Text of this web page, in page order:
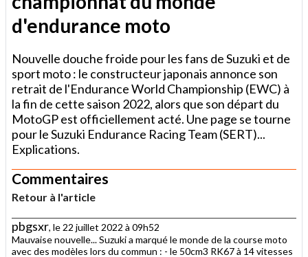
d'endurance moto
Nouvelle douche froide pour les fans de Suzuki et de
sport moto : le constructeur japonais annonce son
retrait de l'Endurance World Championship (EWC) à
la fin de cette saison 2022, alors que son départ du
MotoGP est officiellement acté. Une page se tourne
pour le Suzuki Endurance Racing Team (SERT)...
Explications.
Commentaires
Retour à l'article
pbgsxr, le 22 juillet 2022 à 09h52
Mauvaise nouvelle... Suzuki a marqué le monde de la course moto
avec des modèles lors du commun : - le 50cm3 RK67 à 14 vitesses